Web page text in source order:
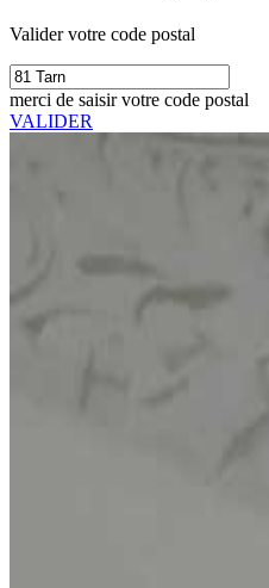
Valider votre code postal
merci de saisir votre code postal
VALIDER